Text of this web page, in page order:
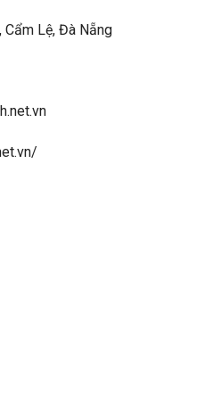
Cẩm Lệ, Đà Nẵng